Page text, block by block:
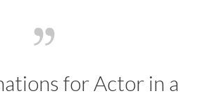
for Actor in a